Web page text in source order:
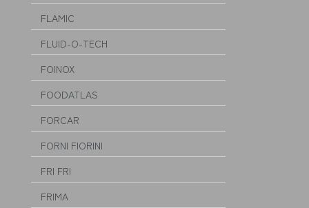
FLAMIC
FLUID-O-TECH
FOINOX
FOODATLAS
FORCAR
FORNI FIORINI
FRI FRI
FRIMA